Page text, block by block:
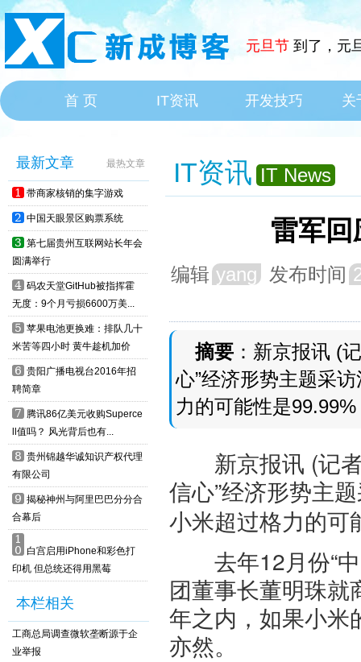
元旦节 到了，元
首 页 HOME
IT资讯 IT News
开发技巧 关
最新文章 最热文章
1 带商家核销的集字游戏
2 中国天眼景区购票系统
3 第七届贵州互联网站长年会
圆满举行
4 码农天堂GitHub被指挥霍
无度：9个月亏损6600万美...
5 苹果电池更换难：排队几十
米苦等四小时 黄牛趁机加价
6 贵阳广播电视台2016年招
聘简章
7 腾讯86亿美元收购Superce
ll值吗？ 风光背后也有...
8 贵州锦越华诚知识产权代理
有限公司
9 揭秘神州与阿里巴巴分分合
合幕后
1
0 白宫启用iPhone和彩色打
印机 但总统还得用黑莓
本栏相关
工商总局调查微软垄断源于企
业举报
IT资讯 IT News
雷军回
编辑 yang 发布时间
摘要 ：新京报讯 (
心”经济形势主题采
力的可能性是
新京报讯 (记者
信心”经济形势主
小米超过格力的可
去年12月份“中
团董事长董明珠就
年之内，如果小米
亦然。